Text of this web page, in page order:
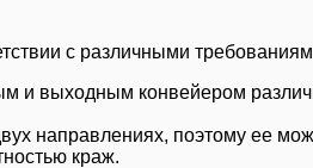
с различными
и выходным конвейером
направлениях, поэтому ее
краж.